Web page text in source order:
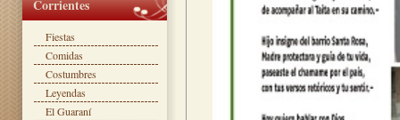
Corrientes
Fiestas
Comidas
Costumbres
Leyendas
El Guaraní